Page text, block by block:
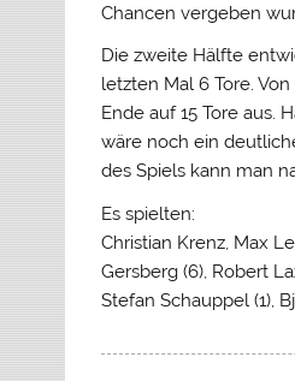
Chancen vergeben
Die zweite Hälfte
letzten Mal 6 Tore.
Ende auf 15 Tore aus.
wäre noch ein
des Spiels kann man
Es spielten:
Christian Krenz, Max
Gersberg (6), Robert
Stefan Schauppel (1),